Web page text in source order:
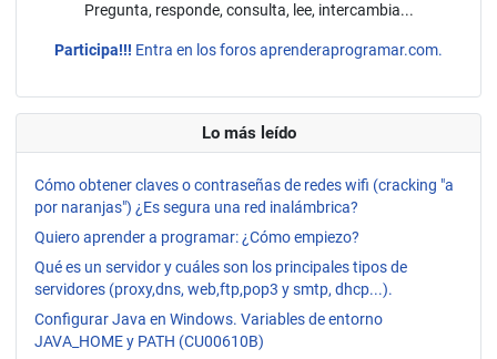
Pregunta, responde, consulta, lee, intercambia...
Participa!!! Entra en los foros aprenderaprogramar.com.
Lo más leído
Cómo obtener claves o contraseñas de redes wifi (cracking "a
por naranjas") ¿Es segura una red inalámbrica?
Quiero aprender a programar: ¿Cómo empiezo?
Qué es un servidor y cuáles son los principales tipos de
servidores (proxy,dns, web,ftp,pop3 y smtp, dhcp...).
Configurar Java en Windows. Variables de entorno
JAVA_HOME y PATH (CU00610B)